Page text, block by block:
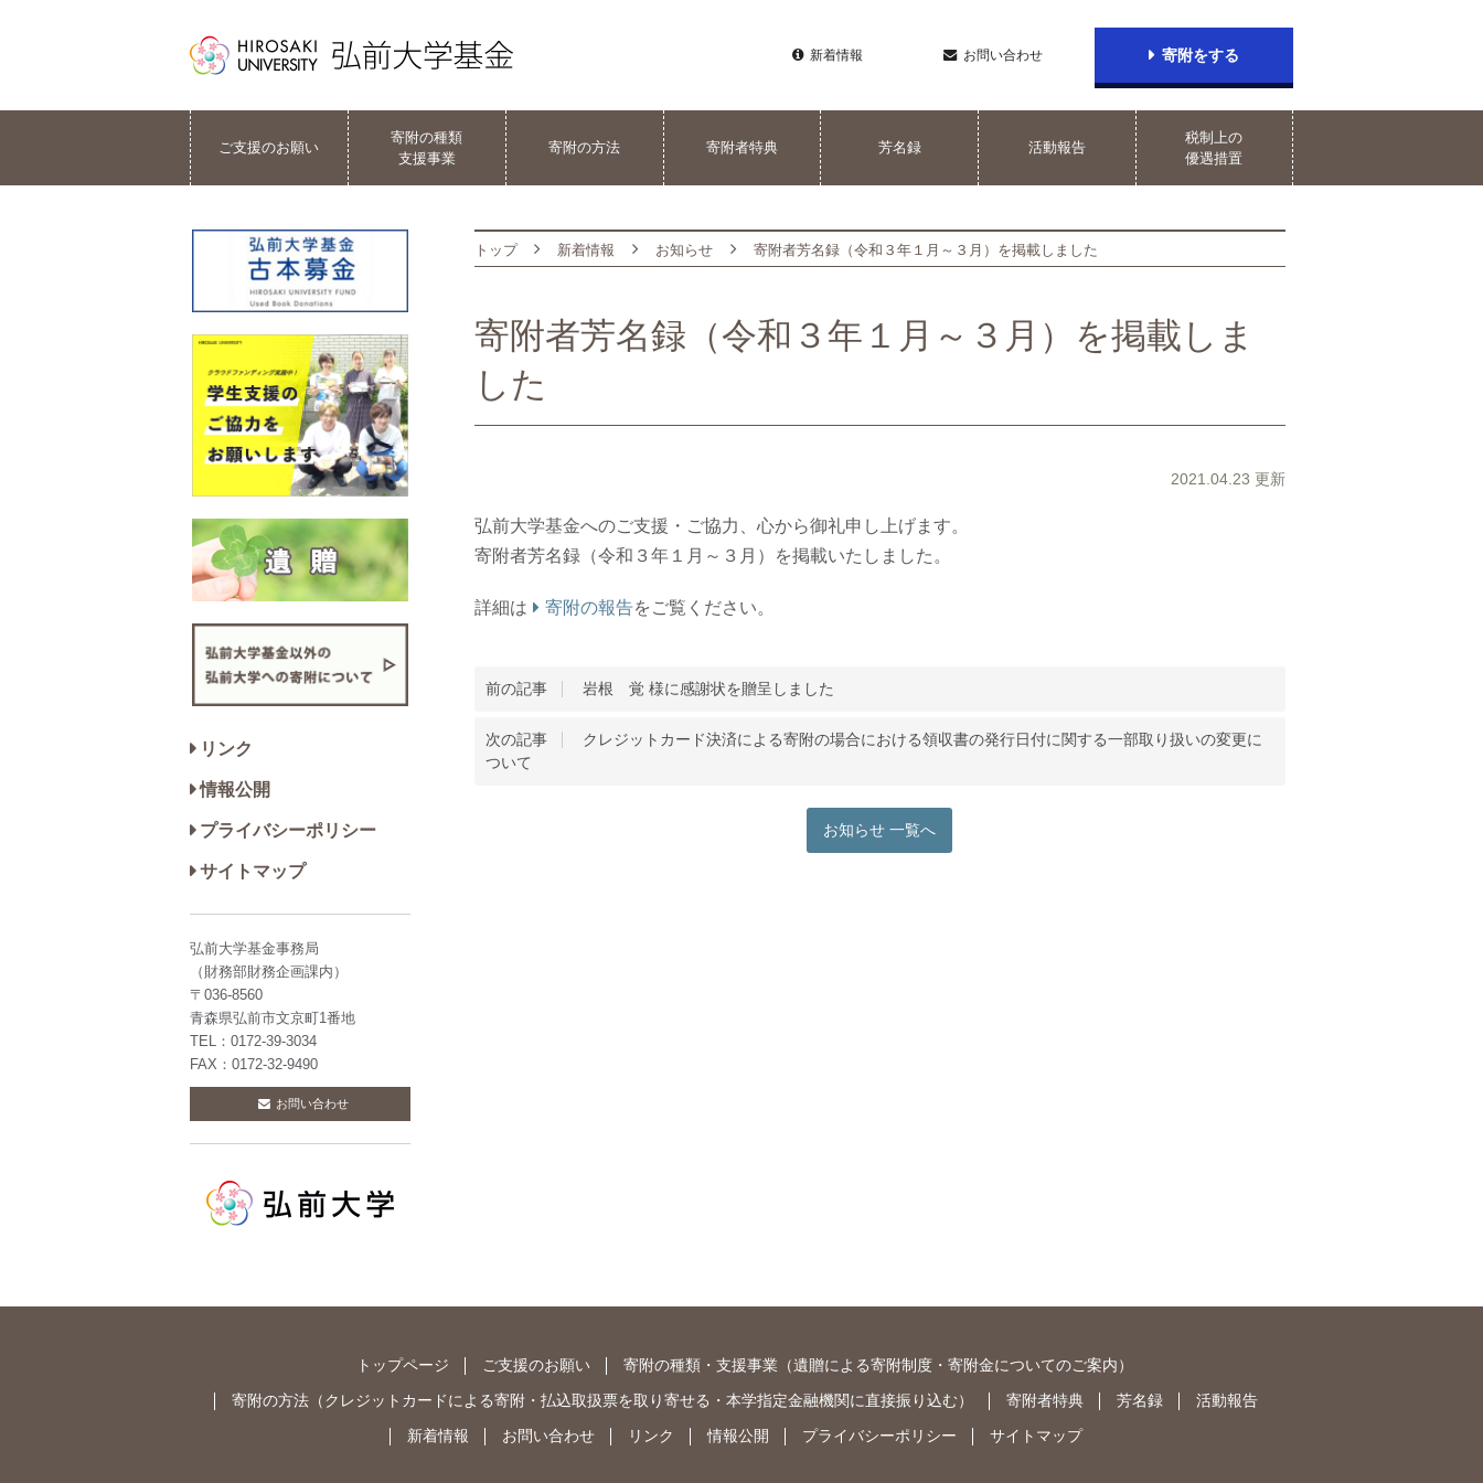
新着情報 お問い合わせ 寄附をする
ご支援のお願い
寄附の種類
支援事業
寄附の方法 寄附者特典 芳名録 活動報告
税制上の
優遇措置
トップ 新着情報 お知らせ 寄附者芳名録（令和３年１月～３月）を掲載しました
寄附者芳名録（令和３年１月～３月）を掲載しま
した
2021.04.23 更新
弘前大学基金へのご支援・ご協力、心から御礼申し上げます。
寄附者芳名録（令和３年１月～３月）を掲載いたしました。
詳細は 寄附の報告をご覧ください。
前の記事 岩根 覚 様に感謝状を贈呈しました
次の記事
クレジットカード決済による寄附の場合における領収書の発行日付に関する一部取り扱いの変更に
ついて
お知らせ 一覧へ
リンク
情報公開
プライバシーポリシー
サイトマップ
弘前大学基金事務局
（財務部財務企画課内）
〒036-8560
青森県弘前市文京町1番地
TEL：0172-39-3034
FAX：0172-32-9490
お問い合わせ
トップページ ご支援のお願い 寄附の種類・支援事業 （遺贈による寄附制度・ 寄附金についてのご案内 ）
寄附の方法 （ クレジットカードによる寄附 ・ 払込取扱票を取り寄せる ・ 本学指定金融機関に直接振り込む ） 寄附者特典 芳名録 活動報告
新着情報 お問い合わせ リンク 情報公開 プライバシーポリシー サイトマップ